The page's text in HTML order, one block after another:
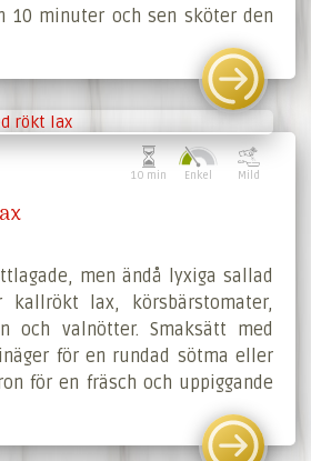
10 minuter och sen sköter den
10 min Enkel Mild
men ändå lyxiga sallad
kallrökt lax, körsbärstomater,
och valnötter. Smaksätt med
för en rundad sötma eller
för en fräsch och uppiggande